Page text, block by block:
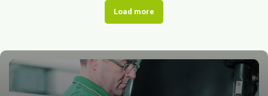
Load more